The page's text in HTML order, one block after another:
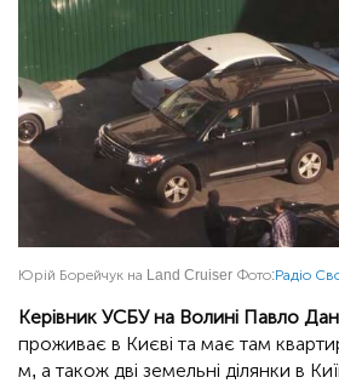
Юрій Борейчук на Land Cruiser Фото:Радіо
Керівник УСБУ на Волині Павло
проживає в Києві та має там
м, а також дві земельні ділянки в